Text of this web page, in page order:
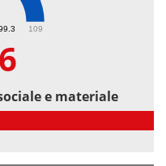
109
e materiale